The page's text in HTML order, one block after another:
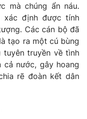
Nam
mà chúng ẩn náu.
xác định được tính
Các cán bộ đã
tạo ra một cú bùng
truyền về tình
nước, gây hoang
rẽ đoàn kết dân